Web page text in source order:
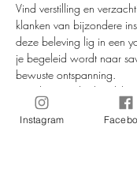
Vind verstilling en
klanken van bijzondere
deze beleving lig in een
je begeleid wordt naar
bewuste ontspanning.
Kom los van de
vrijheid. Afgestemd op
neemt Mor Elmora je
Instagram